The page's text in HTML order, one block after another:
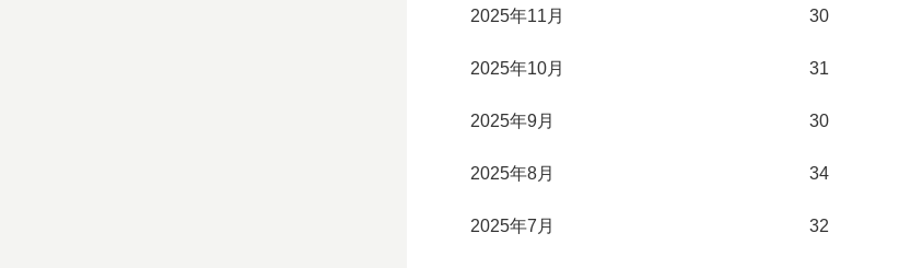
2025年11月 30
2025年10月 31
2025年9月 30
2025年8月 34
2025年7月 32